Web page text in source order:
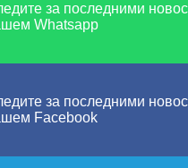
за последними
Whatsapp
за последними
Facebook